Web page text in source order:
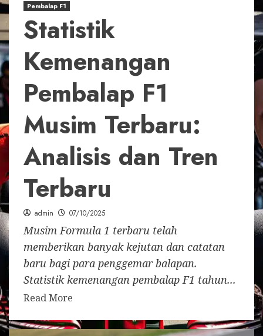
Pembalap F1
Statistik
Kemenangan
Pembalap F1
Musim Terbaru:
Analisis dan Tren
Terbaru
admin 07/10/2025
Musim Formula 1 terbaru telah
memberikan banyak kejutan dan catatan
baru bagi para penggemar balapan.
Statistik kemenangan pembalap F1 tahun...
Read More